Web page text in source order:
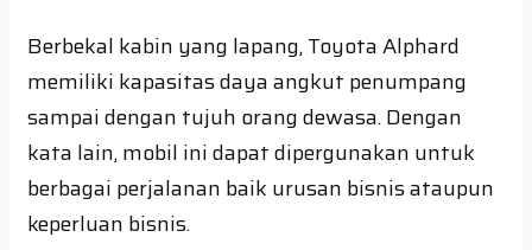
Berbekal kabin yang lapang, Toyota Alphard
memiliki kapasitas daya angkut penumpang
sampai dengan tujuh orang dewasa. Dengan
kata lain, mobil ini dapat dipergunakan untuk
berbagai perjalanan baik urusan bisnis ataupun
keperluan bisnis.